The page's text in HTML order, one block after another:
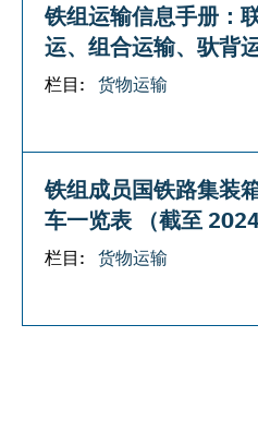
铁组运输信息手册：
运、组合运输、驮背
栏目: 货物运输
铁组成员国铁路集装
车一览表 （截至
栏目: 货物运输